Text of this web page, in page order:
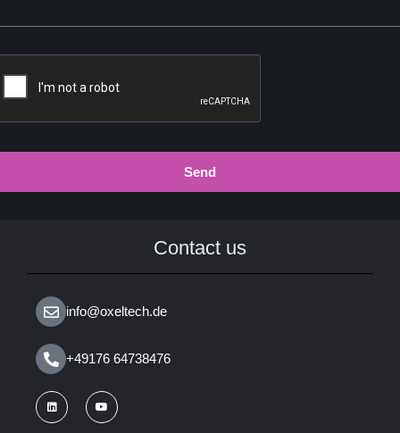
Contact us
info@oxeltech.de
+49176 64738476
Send